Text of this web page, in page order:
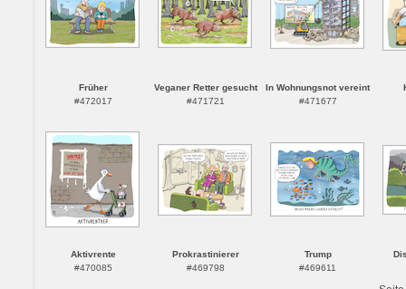
Früher
#472017
Veganer Retter gesucht
#471721
In Wohnungsnot vereint
#471677
Aktivrente
#470085
Prokrastinierer
#469798
Trump
#469611